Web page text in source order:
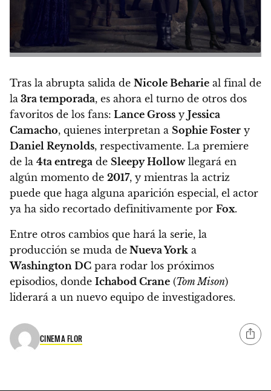
Tras la abrupta salida de Nicole Beharie al final de
la 3ra temporada, es ahora el turno de otros dos
favoritos de los fans: Lance Gross y Jessica
Camacho, quienes interpretan a Sophie Foster y
Daniel Reynolds, respectivamente. La premiere
de la 4ta entrega de Sleepy Hollowllegará en
algún momento de 2017, y mientras la actriz
puede que haga alguna aparición especial, el actor
ya ha sido recortado definitivamente por Fox.
Entre otros cambios que hará la serie, la
producción se muda de Nueva York a
Washington DC para rodar los próximos
episodios, donde Ichabod Crane (Tom Mison)
liderará a un nuevo equipo de investigadores.
CINEMA FLOR